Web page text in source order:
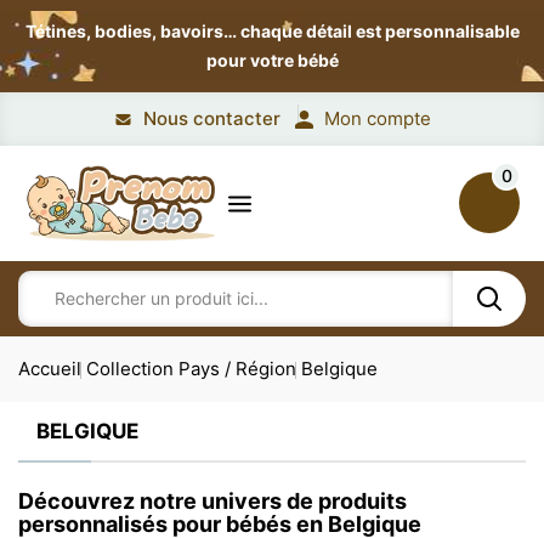
Tétines, bodies, bavoirs…chaque détail est personnalisable
pour votre bébé
Nous contacter Mon compte
0
Accueil Collection Pays / Région Belgique
BELGIQUE
Découvrez notre univers de produits
personnalisés pour bébés en Belgique